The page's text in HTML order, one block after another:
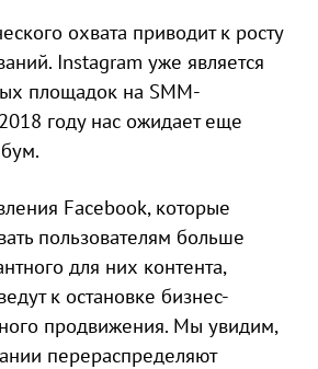
охвата приводит к росту
Instagram уже является
площадок на SMM-
году нас ожидает еще
Facebook, которые
пользователям больше
для них контента,
к остановке бизнес-
продвижения. Мы увидим,
перераспределяют